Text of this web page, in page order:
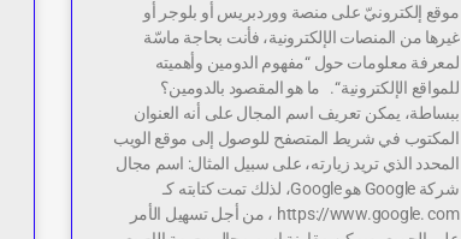
موقع إلكترونيّ على منصة ووردبريس أو بلوجر أو
غيرها من المنصات الإلكترونية، فأنت بحاجة ماسّة
لمعرفة معلومات حول “مفهوم الدومين وأهميته
للمواقع الإلكترونية“. ما هو المقصود بالدومين؟
ببساطة، يمكن تعريف اسم المجال على أنه العنوان
المكتوب في شريط المتصفح للوصول إلى موقع الويب
المحدد الذي تريد زيارته، على سبيل المثال: اسم مجال
شركة Google هو Google، لذلك تمت كتابته كـ
https://www.google. com ، من أجل تسهيل الأمر